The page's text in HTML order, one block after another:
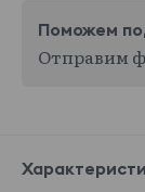
Поможем
Отправим